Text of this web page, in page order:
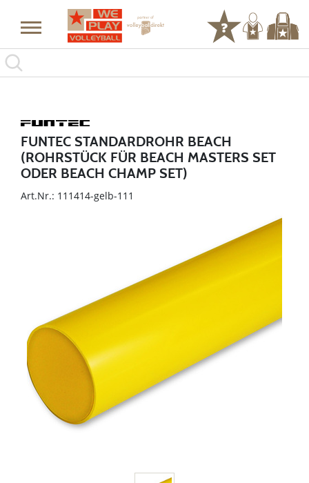
FUNTEC STANDARDROHR BEACH
(ROHRSTÜCK FÜR BEACH MASTERS SET
ODER BEACH CHAMP SET)
Art.Nr.: 111414-gelb-111